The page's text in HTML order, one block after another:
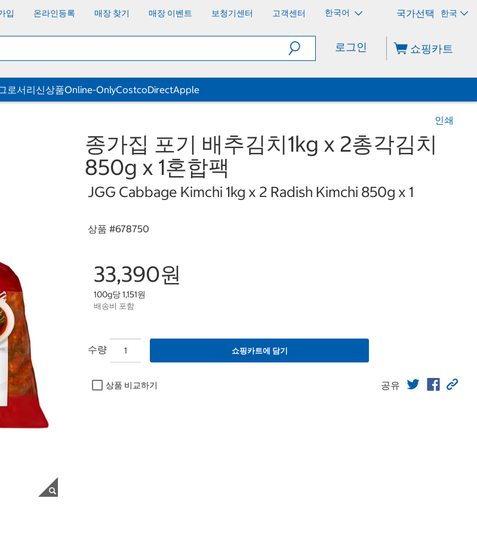
입 온라인등록 매장 찾기 매장 이벤트 보청기센터 고객센터 한국어 한국
로그인 쇼핑카트
로서리신상품Online-OnlyCostcoDirectApple
인쇄
종가집 포기 배추김치1kg x 2총각김치
850g x 1혼합팩
JGG Cabbage Kimchi 1kg x 2 Radish Kimchi 850g x 1
상품 #678750
33,390원
100g당 1,151원
배송비 포함
수량 쇼핑카트에 담기
상품 비교하기 공유